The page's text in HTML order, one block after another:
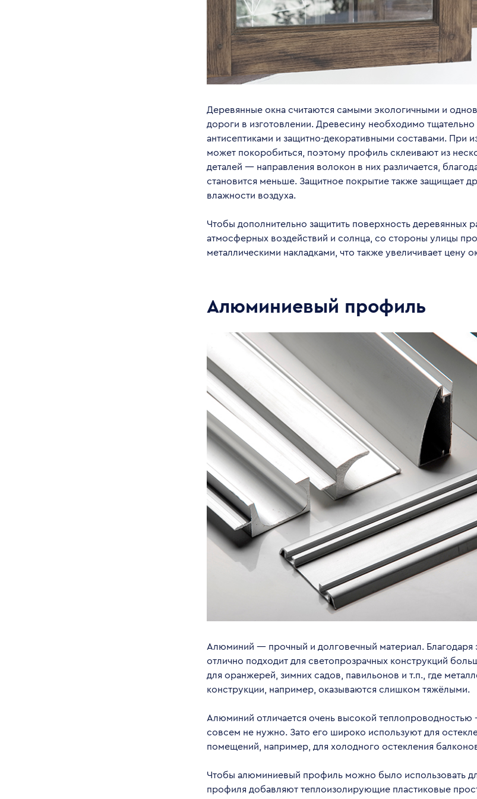
Деревянные окна считаются самыми экологичными и
дороги в изготовлении. Древесину необходимо
антисептиками и защитно-декоративными составами. При
может покоробиться, поэтому профиль склеивают из
деталей — направления волокон в них различается,
становится меньше. Защитное покрытие также защищает
влажности воздуха.
Чтобы дополнительно защитить поверхность деревянных
атмосферных воздействий и солнца, со стороны улицы
металлическими накладками, что также увеличивает цену
Алюминиевый профиль
Алюминий — прочный и долговечный материал. Благодаря
отлично подходит для светопрозрачных конструкций
для оранжерей, зимних садов, павильонов и т.п., где
конструкции, например, оказываются слишком тяжёлыми.
Алюминий отличается очень высокой
совсем не нужно. Зато его широко используют для
помещений, например, для холодного остекления
Чтобы алюминиевый профиль можно было использовать
профиля добавляют теплоизолирующие пластиковые